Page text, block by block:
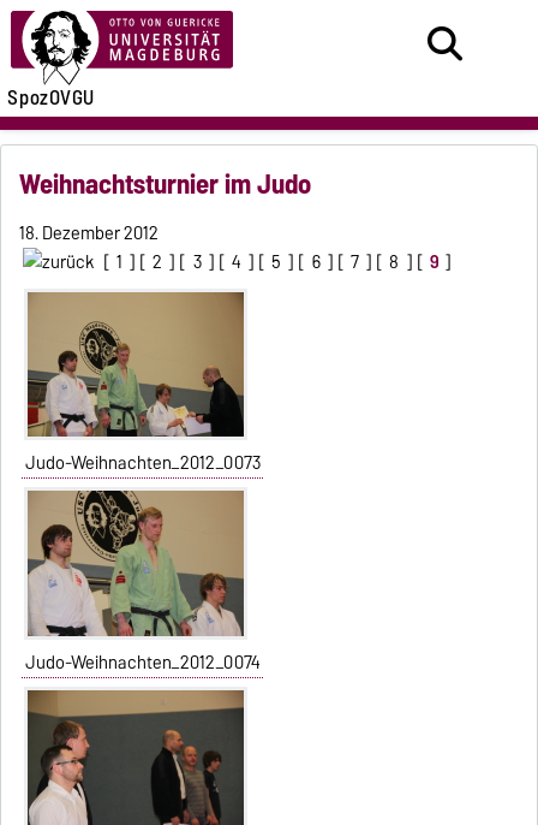
SpozOVGU
Weihnachtsturnier im Judo
18. Dezember 2012
[ 1 ] [ 2 ] [ 3 ] [ 4 ] [ 5 ] [ 6 ] [ 7 ] [ 8 ] [ 9 ]
Judo-Weihnachten_2012_0073
Judo-Weihnachten_2012_0074